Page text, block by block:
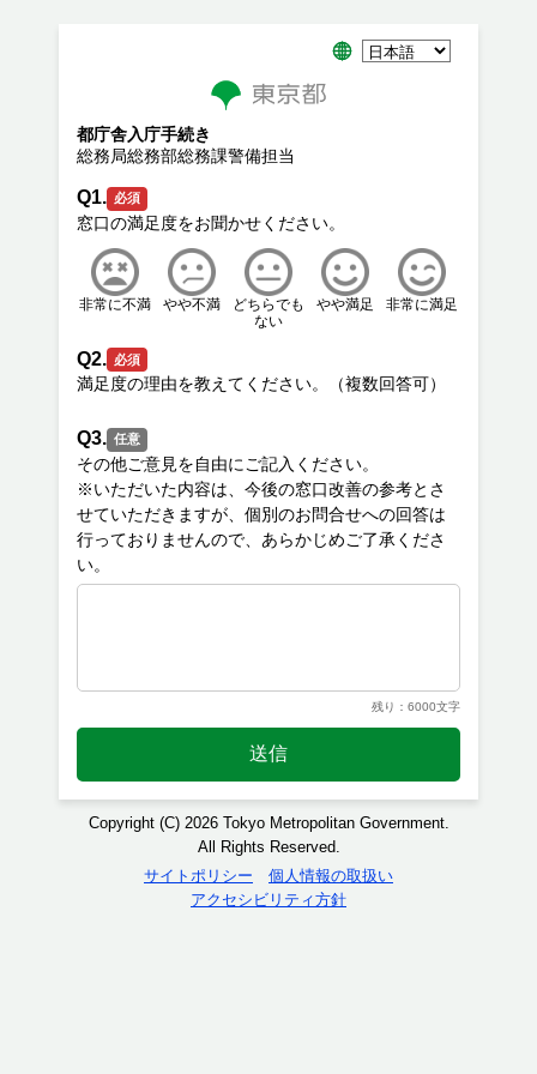
都庁舎入庁手続き
総務局総務部総務課警備担当
Q1. 必須
非常に不満 やや不満
どちらでも
ない
やや満足 非常に満足
Q2. 必須
Q3. 任意
その他ご意見を自由にご記入ください。
※いただいた内容は、今後の窓口改善の参考とさ
せていただきますが、個別のお問合せへの回答は
行っておりませんので、あらかじめご了承くださ
残り：6000文字
送信
Copyright (C) 2026 Tokyo Metropolitan Government.
All Rights Reserved.
サイトポリシー
個人情報の取扱い
アクセシビリティ方針